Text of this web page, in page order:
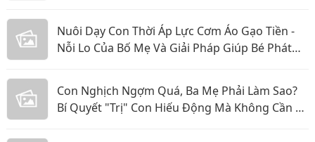
Nuôi Dạy Con Thời Áp Lực Cơm Áo Gạo Tiền -
Nỗi Lo Của Bố Mẹ Và Giải Pháp Giúp Bé Phát
Con Nghịch Ngợm Quá, Ba Mẹ Phải Làm Sao?
Bí Quyết "Trị" Con Hiếu Động Mà Không Cần La